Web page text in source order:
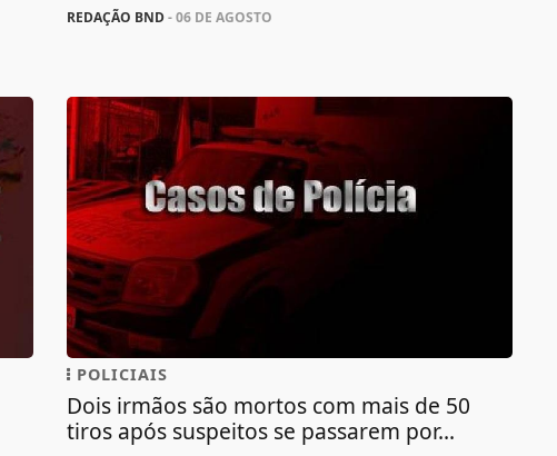
REDAÇÃO BND- 06 DE AGOSTO
POLICIAIS
Dois irmãos são mortos com mais de 50
tiros após suspeitos se passarem por...